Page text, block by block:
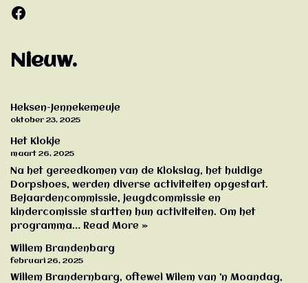
Nieuw.
Heksen-Jennekemeuje
oktober 23, 2025
Het Klokje
maart 26, 2025
Na het gereedkomen van de Klokslag, het huidige
Dorpshoes, werden diverse activiteiten opgestart.
Bejaardencommissie, jeugdcommissie en
kindercomissie startten hun activiteiten. Om het
programma… Read More »
Willem Brandenbarg
februari 26, 2025
Willem Brandernbarg, oftewel Wilem van ’n Moandag,